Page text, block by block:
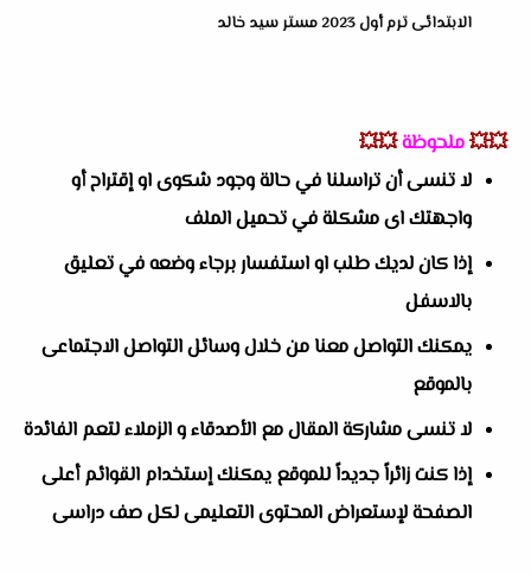
الابتدائى ترم أول 2023 مستر سيد خالد
💥💥ملحوظة💥💥
لا تنسى أن تراسلنا في حالة وجود شكوى او إقتراح أو
واجهتك اى مشكلة في تحميل الملف
إذا كان لديك طلب او استفسار برجاء وضعه في تعليق
بالاسفل
يمكنك التواصل معنا من خلال وسائل التواصل الاجتماعى
بالموقع
لا تنسى مشاركة المقال مع الأصدقاء و الزملاء لتعم الفائدة
إذا كنت زائراً جديداً للموقع يمكنك إستخدام القوائم أعلى
الصفحة لإستعراض المحتوى التعليمى لكل صف دراسى